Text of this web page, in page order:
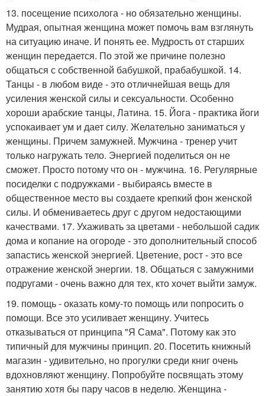
13. посещение психолога - но обязательно женщины.
Мудрая, опытная женщина может помочь вам взглянуть
на ситуацию иначе. И понять ее. Мудрость от старших
женщин передается. По этой же причине полезно
общаться с собственной бабушкой, прабабушкой. 14.
Танцы - в любом виде - это отличнейшая вещь для
усиления женской силы и сексуальности. Особенно
хороши арабские танцы, Латина. 15. Йога - практика йоги
успокаивает ум и дает силу. Желательно заниматься у
женщины. Причем замужней. Мужчина - тренер учит
только нагружать тело. Энергией поделиться он не
сможет. Просто потому что он - мужчина. 16. Регулярные
посиделки с подружками - выбираясь вместе в
общественное место вы создаете крепкий фон женской
силы. И обмениваетесь друг с другом недостающими
качествами. 17. Ухаживать за цветами - небольшой садик
дома и копание на огороде - это дополнительный способ
запастись женской энергией. Цветение, рост - это все
отражение женской энергии. 18. Общаться с замужними
подругами - очень важно для тех, кто хочет выйти замуж.
19. помощь - оказать кому-то помощь или попросить о
помощи. Все это усиливает женщину. Учитесь
отказываться от принципа "Я Сама". Потому как это
типичный для мужчины принцип. 20. Посетить книжный
магазин - удивительно, но прогулки среди книг очень
вдохновляют женщину. Попробуйте посвящать этому
занятию хотя бы пару часов в неделю. Женщина -